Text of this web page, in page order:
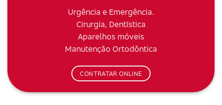
Urgência e Emergência.
Cirurgia, Dentística
Aparelhos móveis
Manutenção Ortodôntica
CONTRATAR ONLINE